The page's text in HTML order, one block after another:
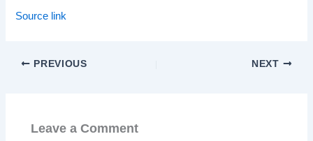
Source link
PREVIOUS NEXT
Leave a Comment